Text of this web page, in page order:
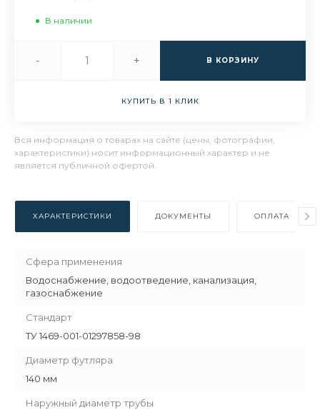
В наличии
- + В КОРЗИНУ
КУПИТЬ В 1 КЛИК
Вся информация о товарах на сайте (цены, фотографии,
характеристики) носит информационный характер и не
является публичной офертой.
ХАРАКТЕРИСТИКИ ДОКУМЕНТЫ ОПЛАТА
Сфера применения
Водоснабжение, водоотведение, канализация,
газоснабжение
Стандарт
ТУ 1469-001-01297858-98
Диаметр футляра
140 мм
Наружный диаметр трубы